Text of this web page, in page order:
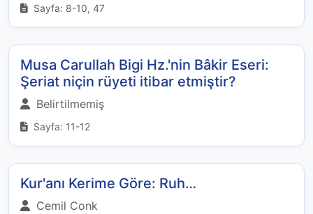
Sayfa: 8-10, 47
Musa Carullah Bigi Hz.'nin Bâkir Eseri:
Şeriat niçin rüyeti itibar etmiştir?
Belirtilmemiş
Sayfa: 11-12
Kur'anı Kerime Göre: Ruh…
Cemil Conk